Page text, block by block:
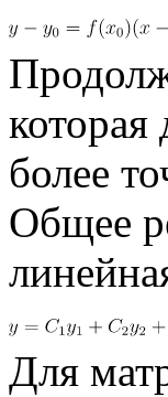
более
Общее
Для